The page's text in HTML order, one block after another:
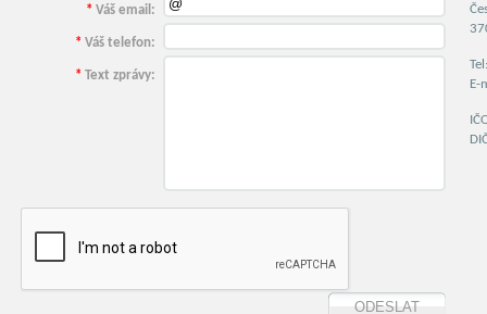
* Váš email:
* Váš telefon:
* Text zprávy:
E-